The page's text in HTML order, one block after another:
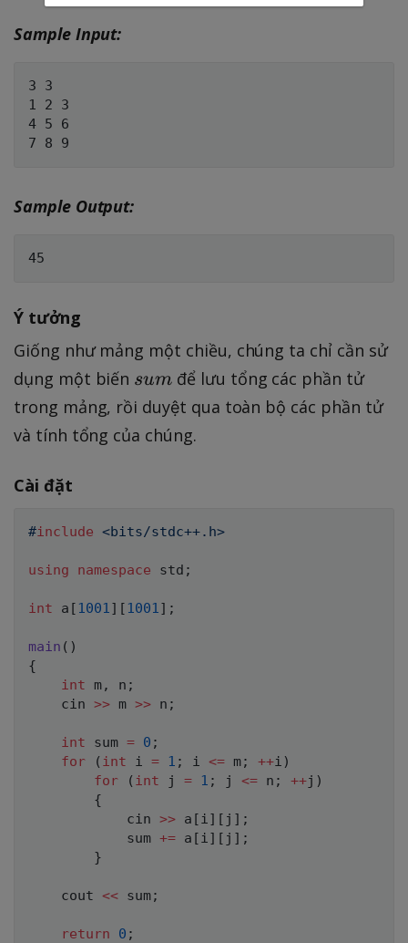
0
\l
e
0
^
9;
r
1
\l
e
i
\l
e
,
\l
\l
n
Sample Input:
3 3
1 2 3
4 5 6
Sample Output:
Ý tưởng
Giống như mảng một chiều, chúng ta chỉ cần sử
dụng một biến s
u
sum để lưu tổng các phần tử
trong mảng, rồi duyệt qua toàn bộ các phần tử
và tính tổng của chúng.
Cài đặt
#include <bits/stdc++.h>
using namespace std ;
int a [ 1001 ] [ 1001 ] ;
main ( )
{
int m, n ;
    cin
>> m >> n ;
int sum = 0 ;
for
( int i = 1 ; i <= m; ++i )
for
( int j = 1 ; j <= n ; ++j )
{
            cin
>> a [ i ] [ j ] ;
            sum
+= a [ i ] [ j ] ;
}
    cout
<< sum;
return 0 ;